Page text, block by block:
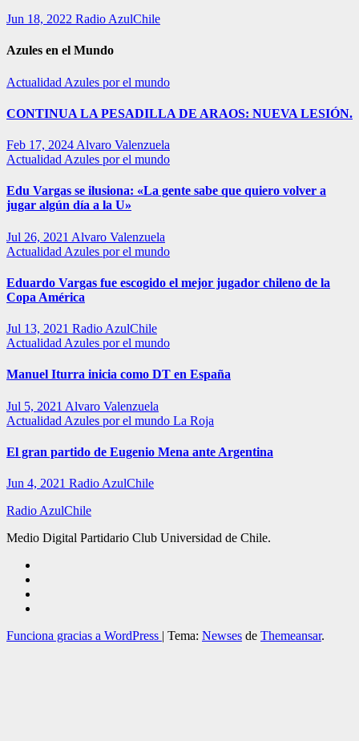
Jun 18, 2022 Radio AzulChile
Azules en el Mundo
Actualidad Azules por el mundo
CONTINUA LA PESADILLA DE ARAOS: NUEVA LESIÓN.
Feb 17, 2024 Alvaro Valenzuela
Actualidad Azules por el mundo
Edu Vargas se ilusiona: «La gente sabe que quiero volver a
jugar algún día a la U»
Jul 26, 2021 Alvaro Valenzuela
Actualidad Azules por el mundo
Eduardo Vargas fue escogido el mejor jugador chileno de la
Copa América
Jul 13, 2021 Radio AzulChile
Actualidad Azules por el mundo
Manuel Iturra inicia como DT en España
Jul 5, 2021 Alvaro Valenzuela
Actualidad Azules por el mundo La Roja
El gran partido de Eugenio Mena ante Argentina
Jun 4, 2021 Radio AzulChile
Radio AzulChile
Medio Digital Partidario Club Universidad de Chile.
Funciona gracias a WordPress | Tema: Newses de Themeansar.